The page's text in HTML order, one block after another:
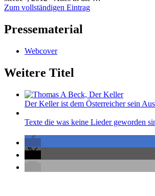
Zum vollständigen Eintrag
Pressematerial
Webcover
Weitere Titel
Der Keller ist dem Österreicher sein
Texte die was keine Lieder geworden